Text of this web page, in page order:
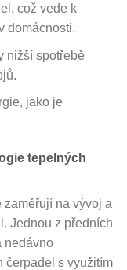
což vede k
domácnosti.
nižší spotřebě
jako je
tepelných
zaměřují na vývoj a
Jednou z předních
nedávno
čerpadel s využitím